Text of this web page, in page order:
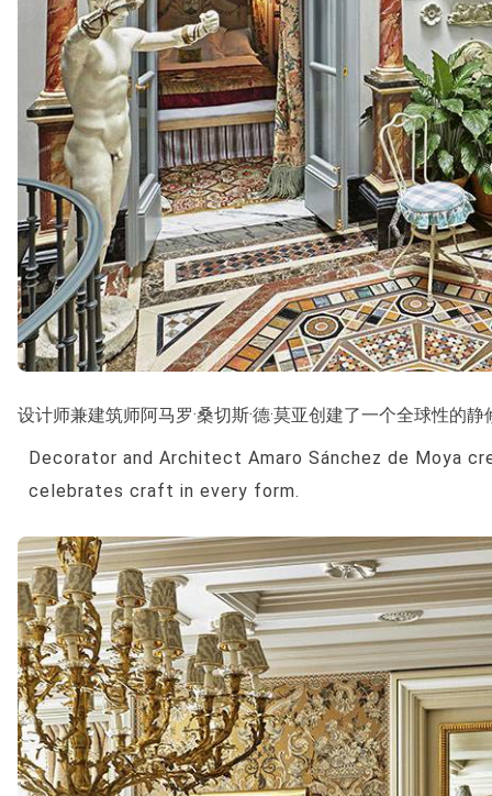
设计师兼建筑师阿马罗·桑切斯·德·莫亚创建了一个全球性的
Decorator and Architect Amaro Sánchez de Moya
celebrates craft in every form.